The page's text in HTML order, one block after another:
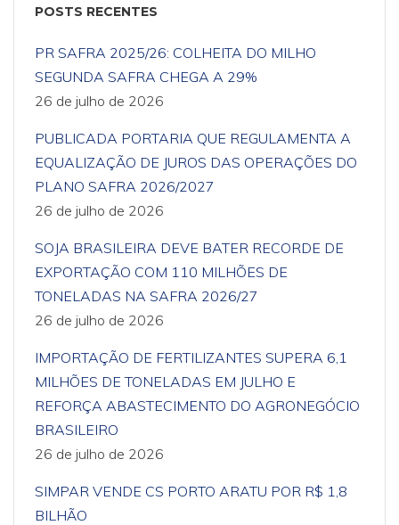
POSTS RECENTES
PR SAFRA 2025/26: COLHEITA DO MILHO
SEGUNDA SAFRA CHEGA A 29%
26 de julho de 2026
PUBLICADA PORTARIA QUE REGULAMENTA A
EQUALIZAÇÃO DE JUROS DAS OPERAÇÕES DO
PLANO SAFRA 2026/2027
26 de julho de 2026
SOJA BRASILEIRA DEVE BATER RECORDE DE
EXPORTAÇÃO COM 110 MILHÕES DE
TONELADAS NA SAFRA 2026/27
26 de julho de 2026
IMPORTAÇÃO DE FERTILIZANTES SUPERA 6,1
MILHÕES DE TONELADAS EM JULHO E
REFORÇA ABASTECIMENTO DO AGRONEGÓCIO
BRASILEIRO
26 de julho de 2026
SIMPAR VENDE CS PORTO ARATU POR R$ 1,8
BILHÃO